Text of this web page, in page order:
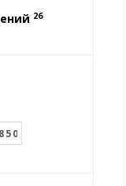
26